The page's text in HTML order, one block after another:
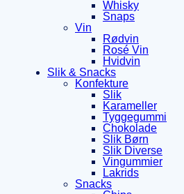
Whisky
Snaps
Vin
Rødvin
Rosé Vin
Hvidvin
Slik & Snacks
Konfekture
Slik
Karameller
Tyggegummi
Chokolade
Slik Børn
Slik Diverse
Vingummier
Lakrids
Snacks